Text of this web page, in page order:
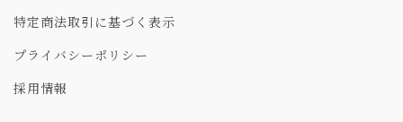
特定商法取引に基づく表示
プライバシーポリシー
採用情報